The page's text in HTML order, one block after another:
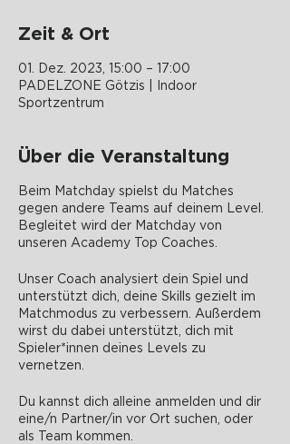
Zeit & Ort
01. Dez. 2023, 15:00 – 17:00
PADELZONE Götzis | Indoor
Sportzentrum
Über die Veranstaltung
Beim Matchday spielst du Matches
gegen andere Teams auf deinem Level.
Begleitet wird der Matchday von
unseren Academy Top Coaches.
Unser Coach analysiert dein Spiel und
unterstützt dich, deine Skills gezielt im
Matchmodus zu verbessern. Außerdem
wirst du dabei unterstützt, dich mit
Spieler*innen deines Levels zu
vernetzen.
Du kannst dich alleine anmelden und dir
eine/n Partner/in vor Ort suchen, oder
als Team kommen.